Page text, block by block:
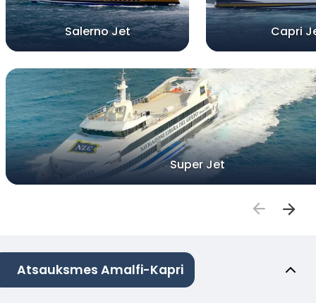
Salerno Jet Capri
Super Jet
Atsauksmes Amalfi-Kapri